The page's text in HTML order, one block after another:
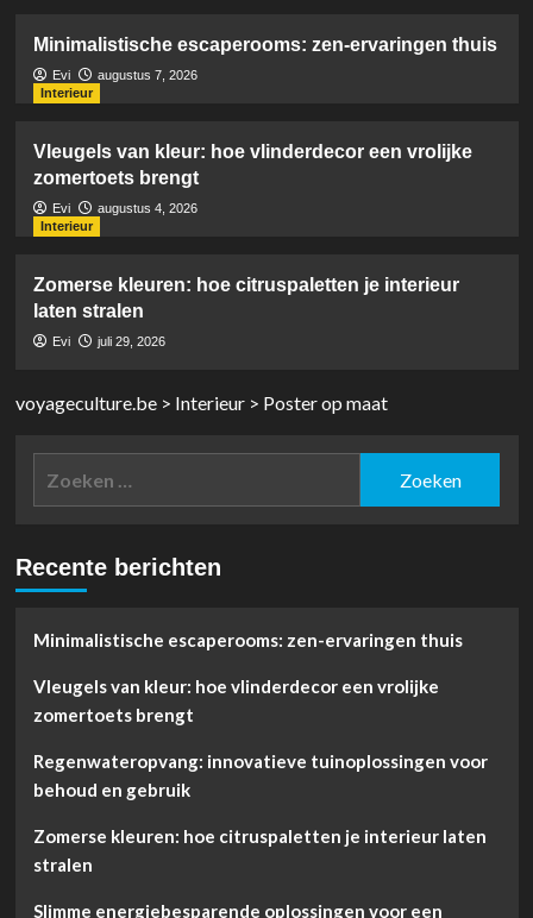
Minimalistische escaperooms: zen-ervaringen thuis
Evi
augustus 7, 2026
Interieur
Vleugels van kleur: hoe vlinderdecor een vrolijke
zomertoets brengt
Evi
augustus 4, 2026
Interieur
Zomerse kleuren: hoe citruspaletten je interieur
laten stralen
Evi juli 29, 2026
voyageculture.be> Interieur> Poster op maat
Recente berichten
Minimalistische escaperooms: zen-ervaringen thuis
Vleugels van kleur: hoe vlinderdecor een vrolijke
zomertoets brengt
Regenwateropvang: innovatieve tuinoplossingen voor
behoud en gebruik
Zomerse kleuren: hoe citruspaletten je interieur laten
stralen
Slimme energiebesparende oplossingen voor een